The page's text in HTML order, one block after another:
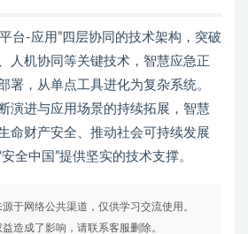
台-应用”四层协同的技术架构，突破
人机协同等关键技术，智慧应急正
署，从单点工具进化为复杂系统。
演进与应用场景的持续拓展，智慧
命财产安全、推动社会可持续发展
全中国”提供坚实的技术支撑。
于网络公共渠道，仅供学习交流使用。
造成了影响，请联系客服删除。